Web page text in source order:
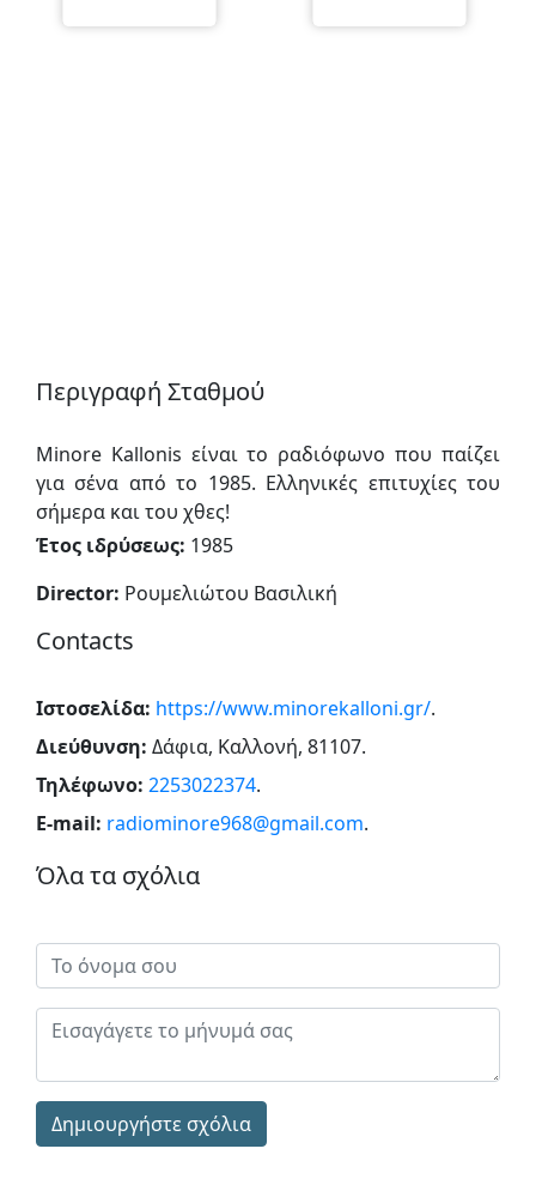
Περιγραφή Σταθμού
Minore Kallonis είναι το ραδιόφωνο που παίζει
για σένα από το 1985. Ελληνικές επιτυχίες του
σήμερα και του χθες!
Έτος ιδρύσεως: 1985
Director: Ρουμελιώτου Βασιλική
Contacts
Ιστοσελίδα: https://www.minorekalloni.gr/.
Διεύθυνση: Δάφια, Καλλονή, 81107.
Τηλέφωνο: 2253022374.
E-mail: radiominore968@gmail.com.
Όλα τα σχόλια
Δημιουργήστε σχόλια